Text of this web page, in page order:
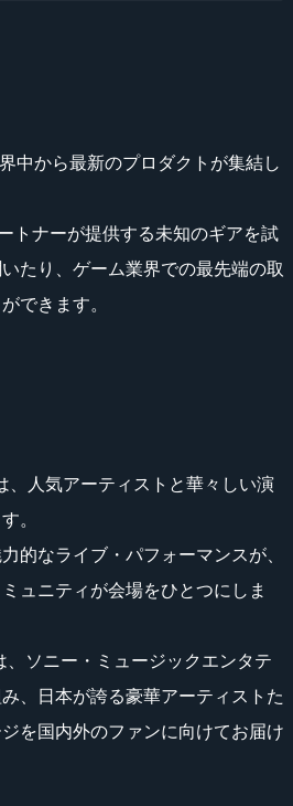
界中から最新のプロダクトが集結し
トナーが提供する未知のギアを試
たり、ゲーム業界での最先端の取
できます。
、人気アーティストと華々しい演
。
的なライブ・パフォーマンスが、
ュニティが会場をひとつにしま
、ソニー・ミュージックエンタテ
、日本が誇る豪華アーティストた
を国内外のファンに向けてお届け